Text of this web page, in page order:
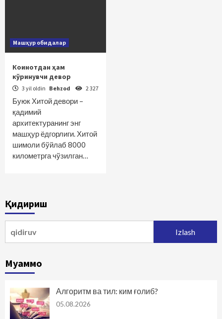
Машҳур обидалар
Коинотдан ҳам
кўринувчи девор
3 yil oldin Behzod 2 327
Буюк Хитой девори –
қадимий
архитектуранинг энг
машҳур ёдгорлиги. Хитой
шимоли бўйлаб 8000
километрга чўзилган…
Қидириш
Муаммо
Алгоритм ва тил: ким ғолиб?
05.08.2026